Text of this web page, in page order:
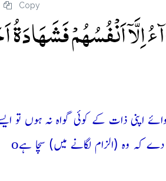
Copy
اِلَّاۤ اَنۡفُسُہُمۡ
اپنی ذات کے کوئی گواہ نہ ہوں تو
دے کہ وہ (الزام لگانے میں) سچا ہےo